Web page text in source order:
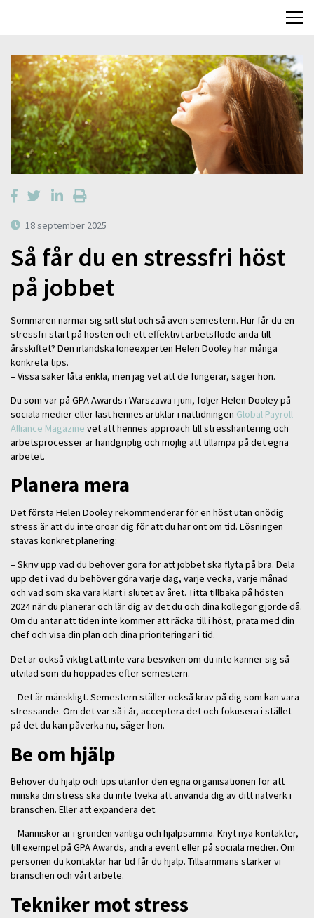
18 september 2025
Så får du en stressfri höst
på jobbet
Sommaren närmar sig sitt slut och så även semestern. Hur får du en
stressfri start på hösten och ett effektivt arbetsflöde ända till
årsskiftet? Den irländska löneexperten Helen Dooley har många
konkreta tips.
– Vissa saker låta enkla, men jag vet att de fungerar, säger hon.
Du som var på GPA Awards i Warszawa i juni, följer Helen Dooley på
sociala medier eller läst hennes artiklar i nättidningen Global Payroll
Alliance Magazine vet att hennes approach till stresshantering och
arbetsprocesser är handgriplig och möjlig att tillämpa på det egna
arbetet.
Planera mera
Det första Helen Dooley rekommenderar för en höst utan onödig
stress är att du inte oroar dig för att du har ont om tid. Lösningen
stavas konkret planering:
– Skriv upp vad du behöver göra för att jobbet ska flyta på bra. Dela
upp det i vad du behöver göra varje dag, varje vecka, varje månad
och vad som ska vara klart i slutet av året. Titta tillbaka på hösten
2024 när du planerar och lär dig av det du och dina kollegor gjorde då.
Om du antar att tiden inte kommer att räcka till i höst, prata med din
chef och visa din plan och dina prioriteringar i tid.
Det är också viktigt att inte vara besviken om du inte känner sig så
utvilad som du hoppades efter semestern.
– Det är mänskligt. Semestern ställer också krav på dig som kan vara
stressande. Om det var så i år, acceptera det och fokusera i stället
på det du kan påverka nu, säger hon.
Be om hjälp
Behöver du hjälp och tips utanför den egna organisationen för att
minska din stress ska du inte tveka att använda dig av ditt nätverk i
branschen. Eller att expandera det.
– Människor är i grunden vänliga och hjälpsamma. Knyt nya kontakter,
till exempel på GPA Awards, andra event eller på sociala medier. Om
personen du kontaktar har tid får du hjälp. Tillsammans stärker vi
branschen och vårt arbete.
Tekniker mot stress